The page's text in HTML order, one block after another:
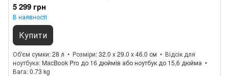
5 299 грн
В наявності
Купити
Об'єм сумки 28 л Розміри 32.0 x 29.0 x 46.0 см
Відсік для
ноутбука MacBook Pro до 16 дюймів або ноутбук до 15,6 дюйма
Вага 0.73 kg